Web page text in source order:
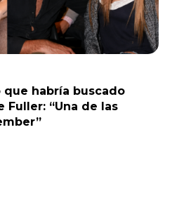
que habría buscado
Fuller: “Una de las